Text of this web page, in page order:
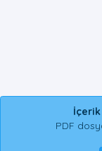
İçerik
PDF